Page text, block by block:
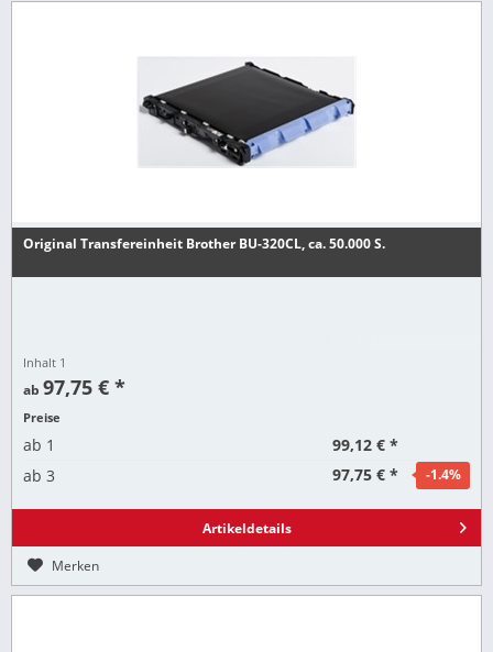
Original Transfereinheit Brother BU-320CL, ca. 50.000 S.
Inhalt 1
ab97,75 € *
Preise
ab 1
99,12 € *
ab 3 97,75 € * -1.4%
Artikeldetails
Merken